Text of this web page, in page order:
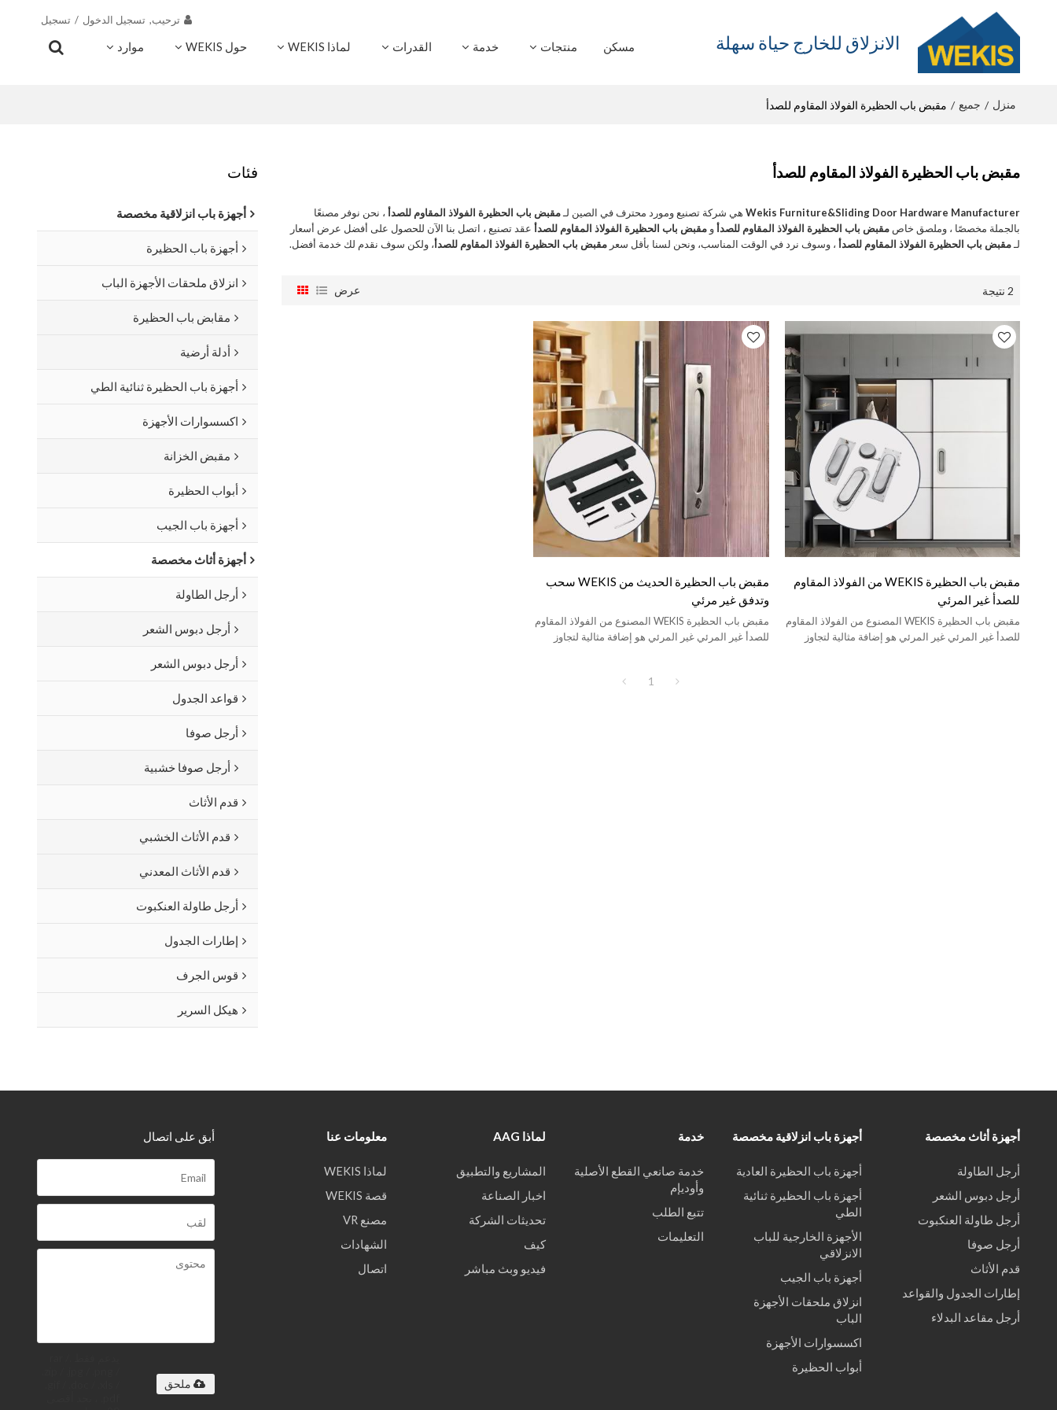
الانزلاق للخارج حياة سهلة
ترحيب, تسجيل الدخول / تسجيل
مسكن منتجات خدمة القدرات لماذا WEKIS حول WEKIS موارد
منزل / جميع / مقبض باب الحظيرة الفولاذ المقاوم للصدأ
فئات
أجهزة باب انزلاقية مخصصة
أجهزة باب الحظيرة
انزلاق ملحقات الأجهزة الباب
مقابض باب الحظيرة
أدلة أرضية
أجهزة باب الحظيرة ثنائية الطي
اكسسوارات الأجهزة
مقبض الخزانة
أبواب الحظيرة
أجهزة باب الجيب
أجهزة أثاث مخصصة
أرجل الطاولة
أرجل دبوس الشعر
أرجل دبوس الشعر
قواعد الجدول
أرجل صوفا
أرجل صوفا خشبية
قدم الأثاث
قدم الأثاث الخشبي
قدم الأثاث المعدني
أرجل طاولة العنكبوت
إطارات الجدول
قوس الجرف
هيكل السرير
مقبض باب الحظيرة الفولاذ المقاوم للصدأ
Wekis Furniture&Sliding Door Hardware Manufacturerهي شركة تصنيع ومورد محترف في الصين لـمقبض باب الحظيرة الفولاذ المقاوم للصدأ، نحن نوفر مصنعًا
بالجملة مخصصًا ، وملصق خاص مقبض باب الحظيرة الفولاذ المقاوم للصدأو مقبض باب الحظيرة الفولاذ المقاوم للصدأعقد تصنيع ، اتصل بنا الآن للحصول على أفضل عرض أسعار
لـمقبض باب الحظيرة الفولاذ المقاوم للصدأ، وسوف نرد في الوقت المناسب، ونحن لسنا بأقل سعر مقبض باب الحظيرة الفولاذ المقاوم للصدأ، ولكن سوف نقدم لك خدمة أفضل.
2 نتيجة عرض
مقبض باب الحظيرة WEKIS من الفولاذ المقاوم
للصدأ غير المرئي
مقبض باب الحظيرة WEKIS المصنوع من الفولاذ المقاوم
للصدأ غير المرئي غير المرئي هو إضافة مثالية لتجاوز
مقبض باب الحظيرة الحديث من WEKIS سحب
وتدفق غير مرئي
مقبض باب الحظيرة WEKIS المصنوع من الفولاذ المقاوم
للصدأ غير المرئي غير المرئي هو إضافة مثالية لتجاوز
1
أجهزة أثاث مخصصة
أرجل الطاولة
أرجل دبوس الشعر
أرجل طاولة العنكبوت
أرجل صوفا
قدم الأثاث
إطارات الجدول والقواعد
أرجل مقاعد البدلاء
أجهزة باب انزلاقية مخصصة
أجهزة باب الحظيرة العادية
أجهزة باب الحظيرة ثنائية
الطي
الأجهزة الخارجية للباب
الانزلاقي
أجهزة باب الجيب
انزلاق ملحقات الأجهزة
الباب
اكسسوارات الأجهزة
أبواب الحظيرة
خدمة
خدمة صانعي القطع الأصلية
وأوديإم
تتبع الطلب
التعليمات
لماذا AAG
المشاريع والتطبيق
اخبار الصناعة
تحديثات الشركة
كيف
فيديو وبث مباشر
معلومات عنا
لماذا WEKIS
قصة WEKIS
مصنع VR
الشهادات
اتصال
أبق على اتصال
ملحق